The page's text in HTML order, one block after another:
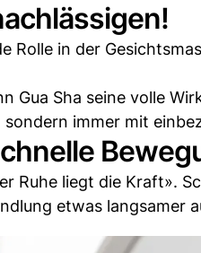
Rolle in der
Gua Sha seine volle
immer mit
Ruhe liegt die Kraft».
etwas langsamer